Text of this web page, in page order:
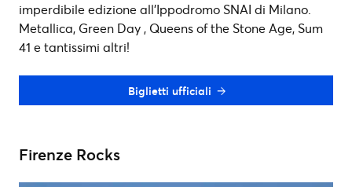
imperdibile edizione all’Ippodromo SNAI di Milano.
Metallica, Green Day , Queens of the Stone Age, Sum
41 e tantissimi altri!
Biglietti ufficiali
Firenze Rocks